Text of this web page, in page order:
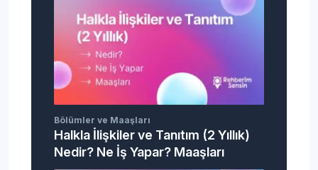
Bölümler ve Maaşları
Halkla İlişkiler ve Tanıtım (2 Yıllık)
Nedir? Ne İş Yapar? Maaşları